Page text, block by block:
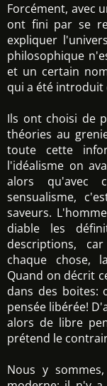
Forcément, avec
ont fini par se
expliquer
philosophique
et un certain
qui a été introduit
Ils ont choisi de
théories au
toute cette
l'idéalisme on
alors qu'avec
sensualisme,
saveurs.
diable les
descriptions,
chaque chose,
Quand on décrit
dans des boites:
pensée libérée!
alors de libre
prétend le
Nous y